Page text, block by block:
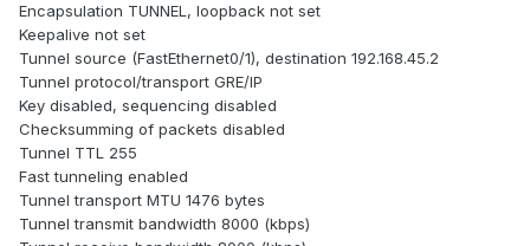
Encapsulation TUNNEL, loopback not set
Keepalive not set
Tunnel source (FastEthernet0/1), destination 192.168.45.2
Tunnel protocol/transport GRE/IP
Key disabled, sequencing disabled
Checksumming of packets disabled
Tunnel TTL 255
Fast tunneling enabled
Tunnel transport MTU 1476 bytes
Tunnel transmit bandwidth 8000 (kbps)